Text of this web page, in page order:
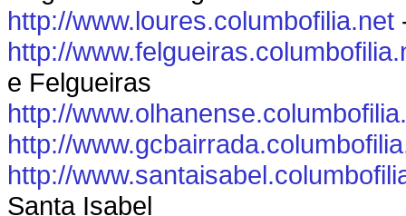
http://www.loures.columbofilia.net
http://
e Felgueiras
http://
http://
http://
Santa Isabel